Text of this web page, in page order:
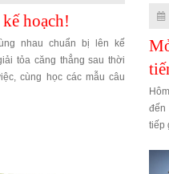
hoạch!
nhau chuẩn bị lên kế
tỏa căng thẳng sau thời
cùng học các mẫu câu
đến
tiếp